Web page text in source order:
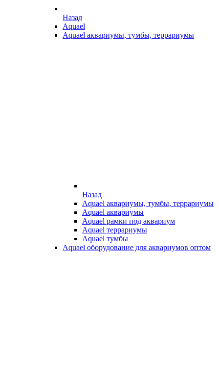
Назад
Aquael
Aquael аквариумы, тумбы, террариумы
Назад
Aquael аквариумы, тумбы, террариумы
Aquael аквариумы
Aquael рамки под аквариум
Aquael террариумы
Aquael тумбы
Aquael оборудование для аквариумов оптом